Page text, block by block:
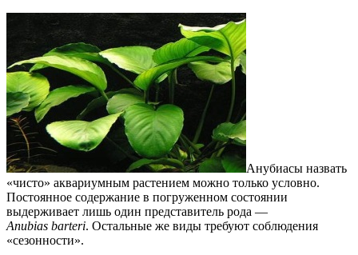
Анубиасы назвать
«чисто» аквариумным растением можно только условно.
Постоянное содержание в погруженном состоянии
выдерживает лишь один представитель рода —
Anubias barteri. Остальные же виды требуют соблюдения
«сезонности».